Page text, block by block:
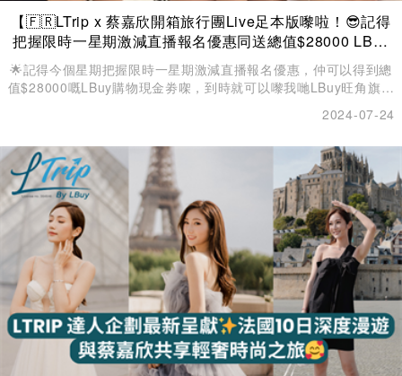
【🇫🇷LTrip x 蔡嘉欣開箱旅行團Live足本版嚟啦！😎記得
把握限時一星期激減直播報名優惠同送總值$28000 LBuy
購物現金劵🛍️】
🌟記得今個星期把握限時一星期激減直播報名優惠，仲可以得到總
值$28000嘅LBuy購物現金劵㗎，到時就可以嚟我哋LBuy旺角旗艦
2024-07-24